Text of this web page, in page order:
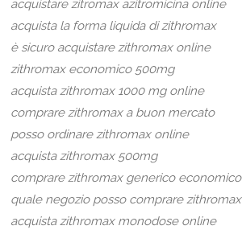
acquistare zitromax azitromicina online
acquista la forma liquida di zithromax
è sicuro acquistare zithromax online
zithromax economico 500mg
acquista zithromax 1000 mg online
comprare zithromax a buon mercato
posso ordinare zithromax online
acquista zithromax 500mg
comprare zithromax generico economico
quale negozio posso comprare zithromax
acquista zithromax monodose online